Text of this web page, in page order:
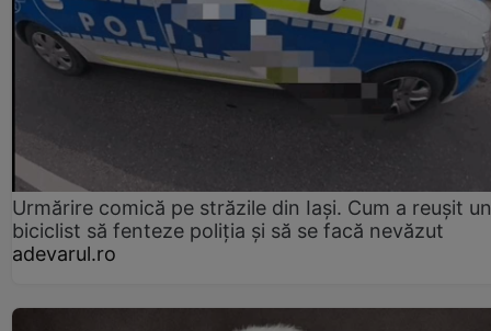
Urmărire comică pe străzile din Iași. Cum a reușit un
biciclist să fenteze poliția și să se facă nevăzut
adevarul.ro